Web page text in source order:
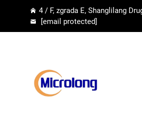
4 / F, zgrada E, Shanglilang
[email protected]